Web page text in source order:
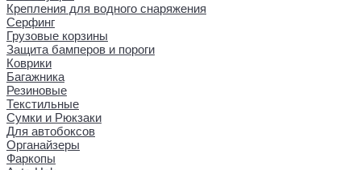
Крепления для водного снаряжения
Серфинг
Грузовые корзины
Защита бамперов и пороги
Коврики
Багажника
Резиновые
Текстильные
Сумки и Рюкзаки
Для автобоксов
Органайзеры
Фаркопы